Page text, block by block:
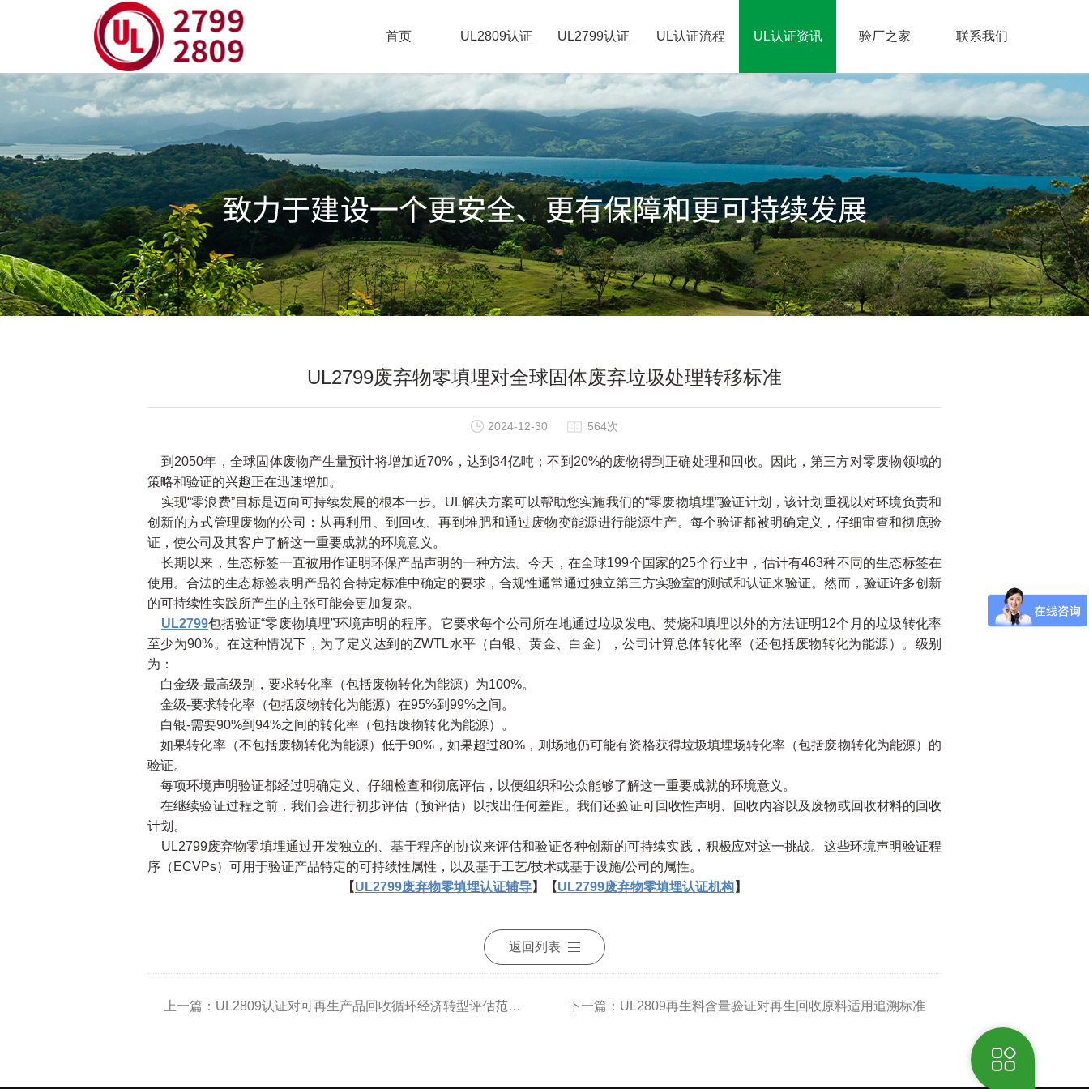
首页 UL2809认证 UL2799认证 UL认证流程 UL认证资讯 验厂之家 联系我们
UL2799废弃物零填埋对全球固体废弃垃圾处理转移标准
2024-12-30 564次
到2050年，全球固体废物产生量预计将增加近70%，达到34亿吨；不到20%的废物得到正确处理和回收。因此，第三方对零废物领域的
策略和验证的兴趣正在迅速增加。
实现“零浪费”目标是迈向可持续发展的根本一步。UL解决方案可以帮助您实施我们的“零废物填埋”验证计划，该计划重视以对环境负责和
创新的方式管理废物的公司：从再利用、到回收、再到堆肥和通过废物变能源进行能源生产。每个验证都被明确定义，仔细审查和彻底验
证，使公司及其客户了解这一重要成就的环境意义。
长期以来，生态标签一直被用作证明环保产品声明的一种方法。今天，在全球199个国家的25个行业中，估计有463种不同的生态标签在
使用。合法的生态标签表明产品符合特定标准中确定的要求，合规性通常通过独立第三方实验室的测试和认证来验证。然而，验证许多创新
的可持续性实践所产生的主张可能会更加复杂。
UL2799包括验证“零废物填埋”环境声明的程序。它要求每个公司所在地通过垃圾发电、焚烧和填埋以外的方法证明12个月的垃圾转化率
至少为90%。在这种情况下，为了定义达到的ZWTL水平（白银、黄金、白金），公司计算总体转化率（还包括废物转化为能源）。级别
为：
白金级-最高级别，要求转化率（包括废物转化为能源）为100%。
金级-要求转化率（包括废物转化为能源）在95%到99%之间。
白银-需要90%到94%之间的转化率（包括废物转化为能源）。
如果转化率（不包括废物转化为能源）低于90%，如果超过80%，则场地仍可能有资格获得垃圾填埋场转化率（包括废物转化为能源）的
验证。
每项环境声明验证都经过明确定义、仔细检查和彻底评估，以便组织和公众能够了解这一重要成就的环境意义。
在继续验证过程之前，我们会进行初步评估（预评估）以找出任何差距。我们还验证可回收性声明、回收内容以及废物或回收材料的回收
计划。
UL2799废弃物零填埋通过开发独立的、基于程序的协议来评估和验证各种创新的可持续实践，积极应对这一挑战。这些环境声明验证程
序（ECVPs）可用于验证产品特定的可持续性属性，以及基于工艺/技术或基于设施/公司的属性。
【UL2799废弃物零填埋认证辅导】【UL2799废弃物零填埋认证机构】
返回列表
上一篇：UL2809认证对可再生产品回收循环经济转型评估范围标准 下一篇：UL2809再生料含量验证对再生回收原料适用追溯标准